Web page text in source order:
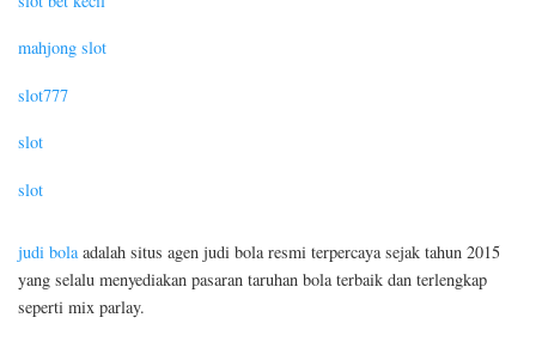
mahjong slot
slot777
slot
slot
judi bola adalah situs agen judi bola resmi terpercaya sejak tahun 2015
yang selalu menyediakan pasaran taruhan bola terbaik dan terlengkap
seperti mix parlay.